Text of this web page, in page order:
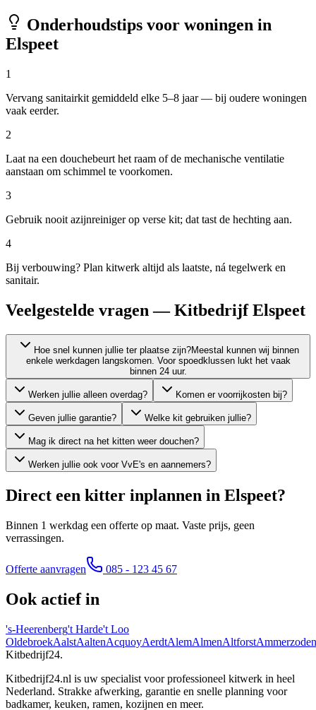
Onderhoudstips voor woningen in
Elspeet
1
Vervang sanitairkit gemiddeld elke 5–8 jaar — bij oudere woningen
vaak eerder.
2
Laat na een douchebeurt het raam of de mechanische ventilatie
aanstaan om schimmel te voorkomen.
3
Gebruik nooit azijnreiniger op verse kit; dat tast de hechting aan.
4
Bij verbouwing? Plan kitwerk altijd als laatste, ná tegelwerk en
sanitair.
Veelgestelde vragen — Kitbedrijf Elspeet
Hoe snel kunnen jullie ter plaatse zijn?Meestal kunnen wij binnen
enkele werkdagen langskomen. Voor spoedklussen lukt het vaak
binnen 24 uur.
Werken jullie alleen overdag? Komen er voorrijkosten bij?
Geven jullie garantie? Welke kit gebruiken jullie?
Mag ik direct na het kitten weer douchen?
Werken jullie ook voor VvE's en aannemers?
Direct een kitter inplannen in Elspeet?
Binnen 1 werkdag een offerte op maat. Vaste prijs, geen
verrassingen.
Offerte aanvragen 085 - 123 45 67
Ook actief in
's-Heerenberg't Harde't Loo
OldebroekAalstAaltenAcquoyAerdtAlemAlmenAltforstAmmerzoden
Kitbedrijf24.
Kitbedrijf24.nl is uw specialist voor professioneel kitwerk in heel
Nederland. Strakke afwerking, garantie en snelle planning voor
badkamer, keuken, ramen, kozijnen en meer.